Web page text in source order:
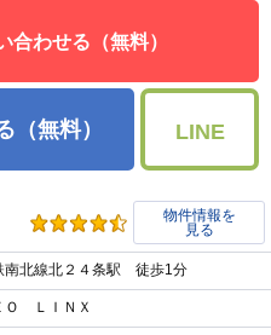
合わせる（無料）
（無料） LINE
物件情報を
見る
南北線北２４条駅 徒歩1分
ＬＩＮＸ